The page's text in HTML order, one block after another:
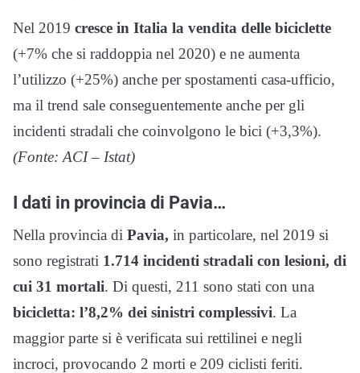
Nel 2019 cresce in Italia la vendita delle biciclette
(+7% che si raddoppia nel 2020) e ne aumenta
l’utilizzo (+25%) anche per spostamenti casa-ufficio,
ma il trend sale conseguentemente anche per gli
incidenti stradali che coinvolgono le bici (+3,3%).
(Fonte: ACI – Istat)
I dati in provincia di Pavia…
Nella provincia di Pavia, in particolare, nel 2019 si
sono registrati 1.714 incidenti stradali con lesioni, di
cui 31 mortali. Di questi, 211 sono stati con una
bicicletta: l’8,2% dei sinistri complessivi. La
maggior parte si è verificata sui rettilinei e negli
incroci, provocando 2 morti e 209 ciclisti feriti.